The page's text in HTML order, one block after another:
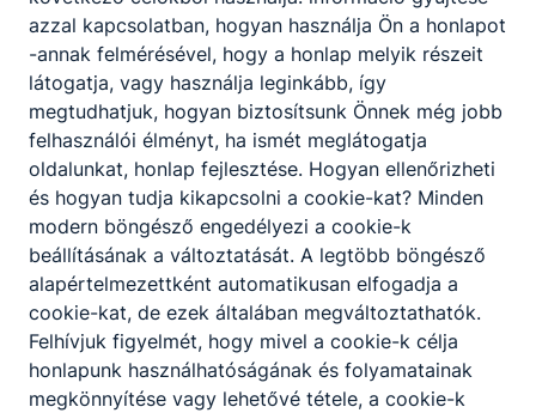
magyar
feketeagnes​
@szemeremiskolc.hu
250
Osztályfőnök:
10.D
Fogadó óra:
-
Fekete Zoltán
oktató
történelem
azzal kapcsolatban, hogyan használja Ön a honlapot
-annak felmérésével, hogy a honlap melyik részeit
látogatja, vagy használja leginkább, így
megtudhatjuk, hogyan biztosítsunk Önnek még jobb
felhasználói élményt, ha ismét meglátogatja
oldalunkat, honlap fejlesztése. Hogyan ellenőrizheti
és hogyan tudja kikapcsolni a cookie-kat? Minden
modern böngésző engedélyezi a cookie-k
beállításának a változtatását. A legtöbb böngésző
alapértelmezettként automatikusan elfogadja a
cookie-kat, de ezek általában megváltoztathatók.
Felhívjuk figyelmét, hogy mivel a cookie-k célja
honlapunk használhatóságának és folyamatainak
megkönnyítése vagy lehetővé tétele, a cookie-k